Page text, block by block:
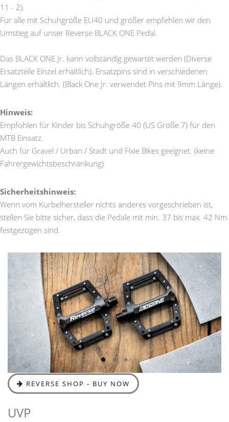
11 - 2).
Für alle mit Schuhgröße EU40 und größer empfehlen wir den
Umstieg auf unser Reverse BLACK ONE Pedal.
Das BLACK ONE Jr. kann vollständig gewartet werden (Diverse
Ersatzteile Einzel erhältlich). Ersatzpins sind in verschiedenen
Längen erhältlich. (Black One Jr. verwendet Pins mit 9mm Länge).
Hinweis:
Empfohlen für Kinder bis Schuhgröße 40 (US Größe 7) für den
MTB Einsatz.
Auch für Gravel / Urban / Stadt und Fixie Bikes geeignet. (keine
Fahrergewichtsbeschränkung)
Sicherheitshinweis:
Wenn vom Kurbelhersteller nichts anderes vorgeschrieben ist,
stellen Sie bitte sicher, dass die Pedale mit min. 37 bis max. 42 Nm
festgezogen sind.
REVERSE SHOP - BUY NOW
UVP